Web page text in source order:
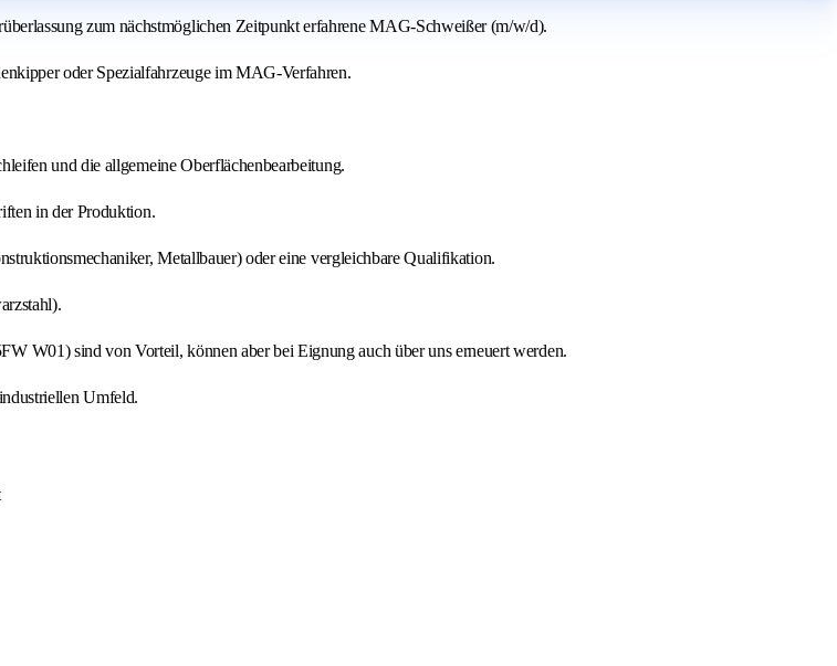
zum nächstmöglichen Zeitpunkt erfahrene MAG-Schweißer (m/w/d).
oder Spezialfahrzeuge im MAG-Verfahren.
und die allgemeine Oberflächenbearbeitung.
in der Produktion.
Metallbauer) oder eine vergleichbare Qualifikation.
W01) sind von Vorteil, können aber bei Eignung auch über uns erneuert werden.
Umfeld.